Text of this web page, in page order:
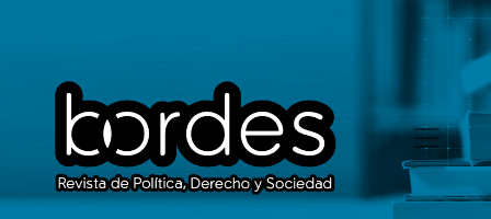
Núm. 11 (2019): Bordes - Revista de Política, Derecho y